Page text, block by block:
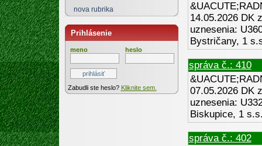
nova rubrika
Prihlásenie
meno heslo
Zabudli ste heslo? Kliknite sem.
14.05.2026 DK
uznesenia:
Bystričany, 1
správa č.: 410
07.05.2026 DK
uznesenia:
Biskupice, 1
správa č.: 402